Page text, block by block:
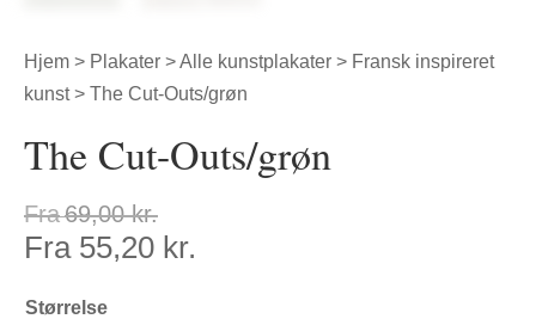
Hjem > Plakater >Alle kunstplakater > Fransk inspireret
kunst> The Cut-Outs/grøn
The Cut-Outs/grøn
Fra69,00kr.
Fra 55,20 kr.
Størrelse